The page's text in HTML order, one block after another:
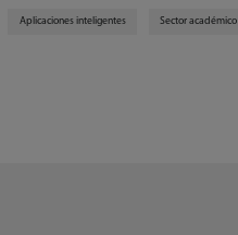
Aplicaciones inteligentes Sector académico